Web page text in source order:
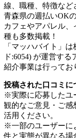
線、職種、特徴など
青森県の週払いOK
カフェやアパレル
種も多数掲載！
「マッハバイト」
ド:6054) が運営す
紹介事業は行ってお
投稿された口コミに
※実際に応募したユ
観的なご意見・ご感
活用ください。
※一部のユーザーに
件と実態が異なる場